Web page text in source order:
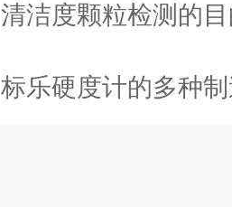
清洁度颗粒检测的
标乐硬度计的多种